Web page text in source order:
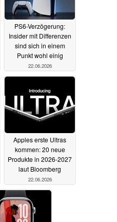
PS6-Verzögerung:
Insider mit Differenzen
sind sich in einem
Punkt wohl einig
22.06.2026
Apples erste Ultras
kommen: 20 neue
Produkte in 2026-2027
laut Bloomberg
22.06.2026